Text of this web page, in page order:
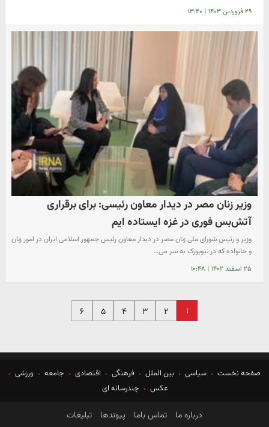
۲۹ فروردین ۱۴۰۳ | ۱۳:۴۰
وزیر زنان مصر در دیدار معاون رئیسی: برای برقراری
آتش‌بس فوری در غزه ایستاده ایم
وزیر و رئیس شورای ملی زنان مصر در دیدار معاون رئیس جمهور اسلامی ایران در امور زنان
و خانواده که در نیویورک به سر می…
۲۵ اسفند ۱۴۰۲ | ۱۰:۴۸
۱ ۲ ۳ ۴ ۵ ۶
صفحه نخست سیاسی بین الملل فرهنگی اقتصادی جامعه
ورزشی
عکس
چندرسانه ای
درباره ما تماس باما پیوندها تبلیغات